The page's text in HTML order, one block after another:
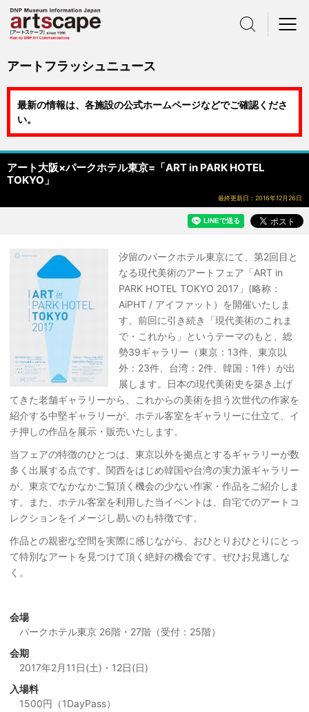
アートフラッシュニュース
最新の情報は、各施設の公式ホームページなどでご確認くださ
い。
アート大阪×パークホテル東京=「ART in PARK HOTEL
TOKYO」
最終更新日：2016年12月26日
汐留のパークホテル東京にて、第2回目と
なる現代美術のアートフェア「ART in
PARK HOTEL TOKYO 2017」(略称：
AiPHT / アイファット）を開催いたしま
す。前回に引き続き「現代美術のこれま
で・これから」というテーマのもと、総
勢39ギャラリー（東京：13件、東京以
外：23件、台湾：2件、韓国：1件）が出
展します。日本の現代美術史を築き上げ
てきた老舗ギャラリーから、これからの美術を担う次世代の作家を
紹介する中堅ギャラリーが、ホテル客室をギャラリーに仕立て、イ
チ押しの作品を展示・販売いたします。
当フェアの特徴のひとつは、東京以外を拠点とするギャラリーが数
多く出展する点です。関西をはじめ韓国や台湾の実力派ギャラリー
が、東京でなかなかご覧頂く機会の少ない作家・作品をご紹介しま
す。また、ホテル客室を利用した当イベントは、自宅でのアートコ
レクションをイメージし易いのも特徴です。
作品との親密な空間を実際に感じながら、おひとりおひとりにとっ
て特別なアートを見つけて頂く絶好の機会です。ぜひお見逃しな
く。
会場
パークホテル東京 26階・27階（受付：25階）
会期
2017年2月11日(土)・12日(日)
入場料
1500円（1DayPass）
サイト内検索